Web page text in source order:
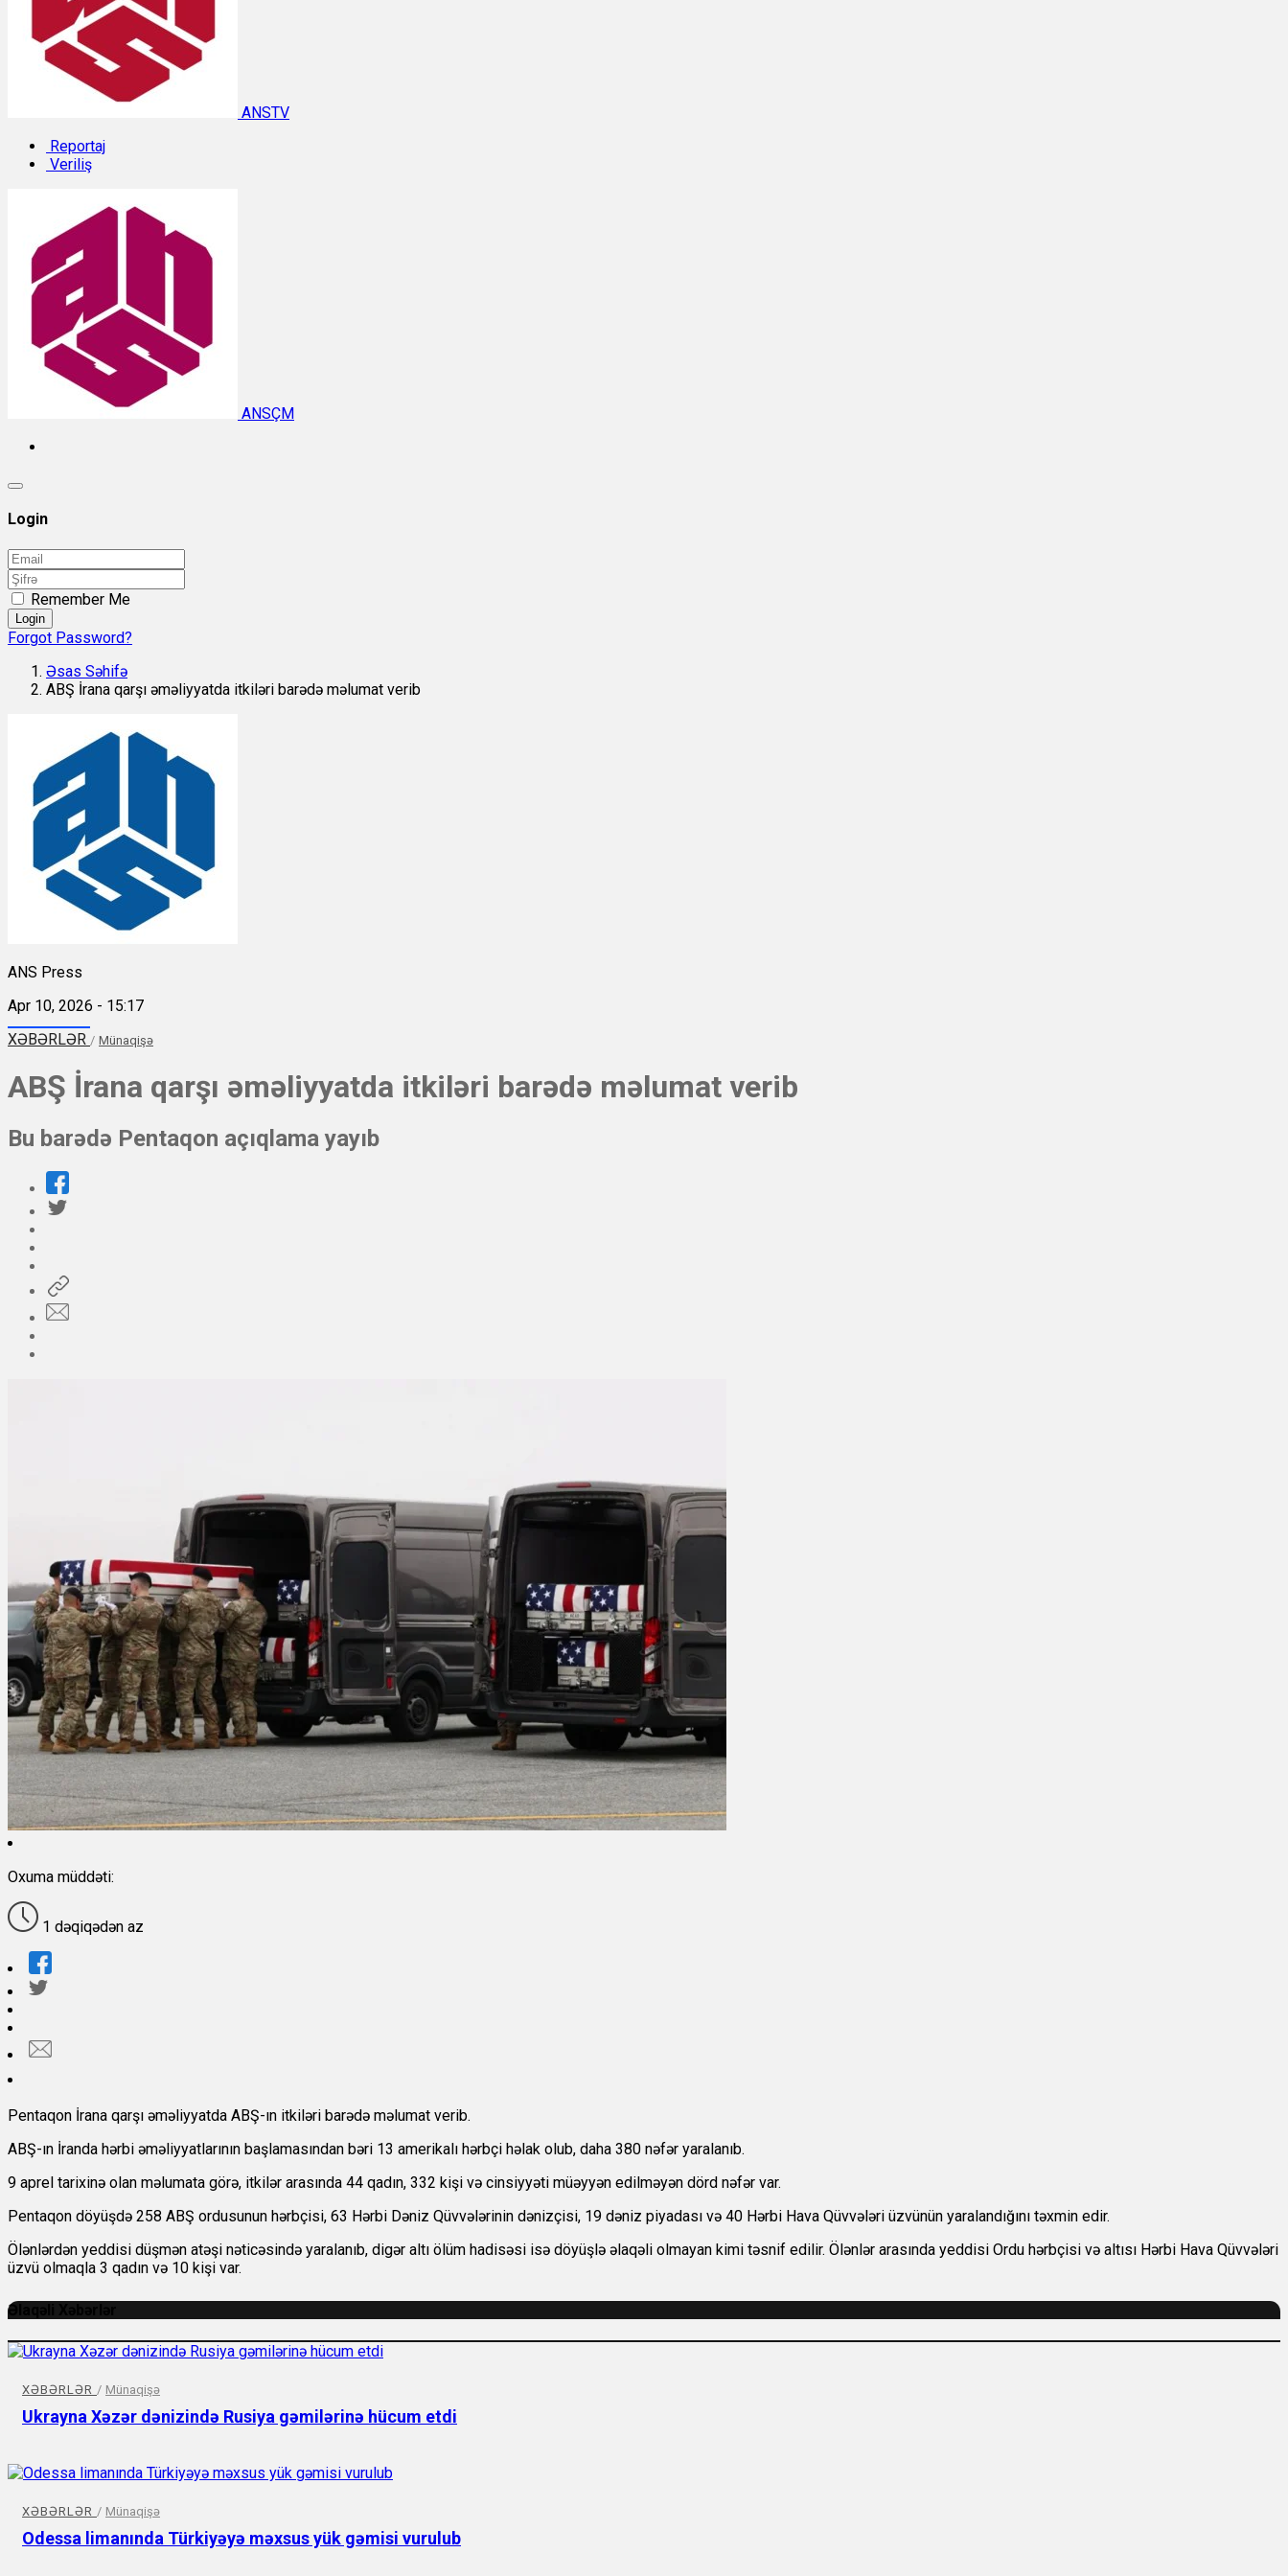
ANSTV
Reportaj
Veriliş
ANSÇM
Login
Remember Me
Login
Forgot Password?
Əsas Səhifə
ABŞ İrana qarşı əməliyyatda itkiləri barədə məlumat verib
ANS Press
Apr 10, 2026 - 15:17
XƏBƏRLƏR / Münaqişə
ABŞ İrana qarşı əməliyyatda itkiləri barədə məlumat verib
Bu barədə Pentaqon açıqlama yayıb
Oxuma müddəti:
1 dəqiqədən az
Pentaqon İrana qarşı əməliyyatda ABŞ-ın itkiləri barədə məlumat verib.
ABŞ-ın İranda hərbi əməliyyatlarının başlamasından bəri 13 amerikalı hərbçi həlak olub, daha 380 nəfər yaralanıb.
9 aprel tarixinə olan məlumata görə, itkilər arasında 44 qadın, 332 kişi və cinsiyyəti müəyyən edilməyən dörd nəfər var.
Pentaqon döyüşdə 258 ABŞ ordusunun hərbçisi, 63 Hərbi Dəniz Qüvvələrinin dənizçisi, 19 dəniz piyadası və 40 Hərbi Hava Qüvvələri üzvünün yaralandığını təxmin edir.
Ölənlərdən yeddisi düşmən atəşi nəticəsində yaralanıb, digər altı ölüm hadisəsi isə döyüşlə əlaqəli olmayan kimi təsnif edilir. Ölənlər arasında yeddisi Ordu hərbçisi və altısı Hərbi Hava Qüvvələri
üzvü olmaqla 3 qadın və 10 kişi var.
Əlaqəli Xəbərlər
XƏBƏRLƏR / Münaqişə
Ukrayna Xəzər dənizində Rusiya gəmilərinə hücum etdi
XƏBƏRLƏR / Münaqişə
Odessa limanında Türkiyəyə məxsus yük gəmisi vurulub